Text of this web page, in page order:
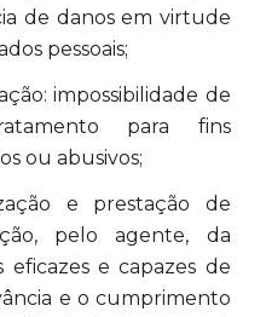
de danos em virtude
pessoais;
impossibilidade de
para fins
ou abusivos;
e prestação de
pelo agente, da
eficazes e capazes de
e o cumprimento